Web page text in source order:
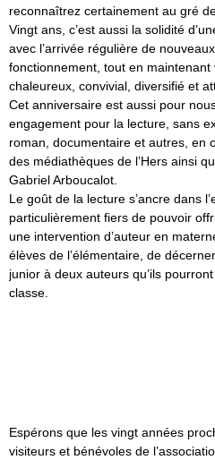
reconnaîtrez certainement au gré
Vingt ans, c’est aussi la solidité
avec l’arrivée régulière de
fonctionnement, tout en maintenant
chaleureux, convivial, diversifié et
Cet anniversaire est aussi pour
engagement pour la lecture, sans
roman, documentaire et autres, en
des médiathèques de l’Hers ainsi
Gabriel Arboucalot.
Le goût de la lecture s’ancre dans
particulièrement fiers de pouvoir
une intervention d’auteur en
élèves de l’élémentaire, de
junior à deux auteurs qu’ils
classe.
Espérons que les vingt années
visiteurs et bénévoles de